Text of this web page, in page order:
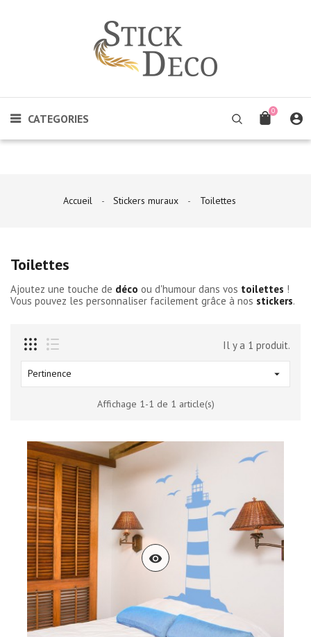
CATEGORIES
0
MURAUX
CITATIONS
POSE
STICKERS
Accueil Stickers muraux Toilettes
Toilettes
Ajoutez une touche de déco ou d'humour dans vos toilettes !
Vous pouvez les personnaliser facilement grâce à nos stickers.
Il y a 1 produit.
Pertinence 
Affichage 1-1 de 1 article(s)
